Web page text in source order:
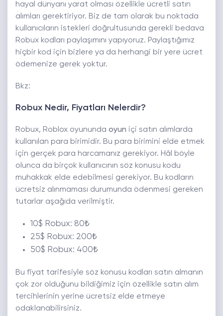
hayal dünyanı yarat olması özellikle ücretli satın
alımları gerektiriyor. Biz de tam olarak bu noktada
kullanıcıların istekleri doğrultusunda gerekli bedava
Robux kodları paylaşımını yapıyoruz. Paylaştığımız
hiçbir kod için bizlere ya da herhangi bir yere ücret
ödemenize gerek yoktur.
Bkz:
Robux Nedir, Fiyatları Nelerdir?
Robux, Roblox oyununda oyun içi satın alımlarda
kullanılan para birimidir. Bu para birimini elde etmek
için gerçek para harcamanız gerekiyor. Hâl böyle
olunca da birçok kullanıcının söz konusu kodu
muhakkak elde edebilmesi gerekiyor. Bu kodların
ücretsiz alınmaması durumunda ödenmesi gereken
tutarlar aşağıda verilmiştir.
10$ Robux: 80₺
25$ Robux: 200₺
50$ Robux: 400₺
Bu fiyat tarifesiyle söz konusu kodları satın almanın
çok zor olduğunu bildiğimiz için özellikle satın alım
tercihlerinin yerine ücretsiz elde etmeye
odaklanabilirsiniz.